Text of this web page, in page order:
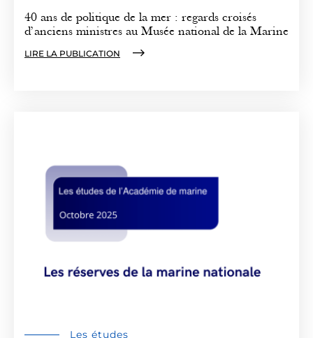
40 ans de politique de la mer : regards croisés
d’anciens ministres au Musée national de la Marine
LIRE LA PUBLICATION
Les études